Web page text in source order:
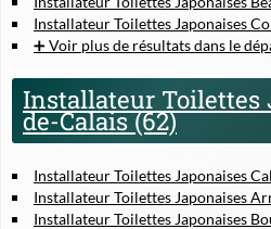
Installateur Toilettes Japonaises
➕ Voir plus de résultats dans le
Installateur Toilettes
de-Calais (62)
Installateur Toilettes Japonaises
Installateur Toilettes Japonaises
Installateur Toilettes Japonaises